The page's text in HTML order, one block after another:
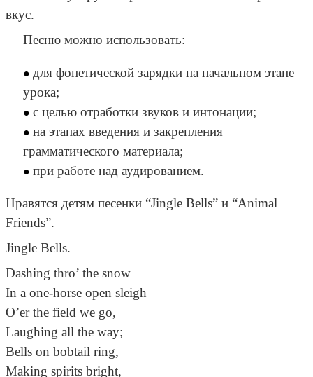
вкус.
Песню можно использовать:
для фонетической зарядки на начальном этапе
урока;
с целью отработки звуков и интонации;
на этапах введения и закрепления
грамматического материала;
при работе над аудированием.
Нравятся детям песенки “Jingle Bells” и “Animal
Friends”.
Jingle Bells.
Dashing thro’ the snow
In a one-horse open sleigh
O’er the field we go,
Laughing all the way;
Bells on bobtail ring,
Making spirits bright,